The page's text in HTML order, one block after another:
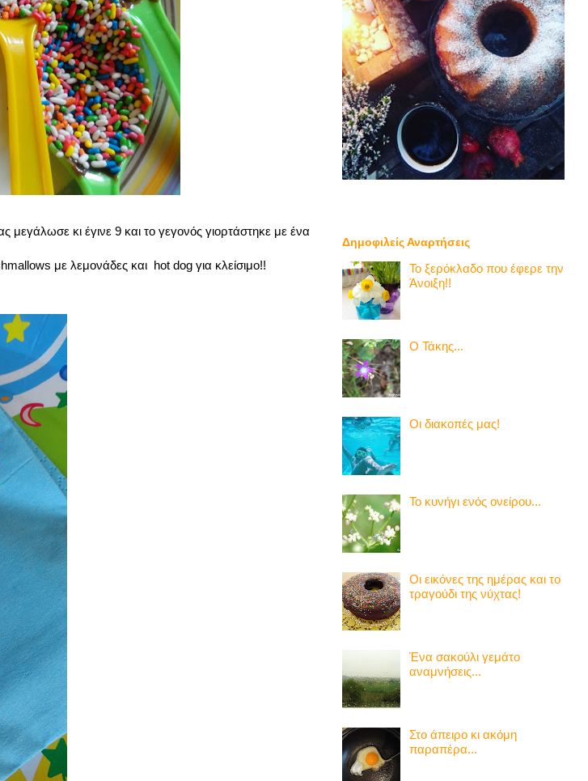
κι έγινε 9 και το γεγονός γιορτάστηκε με ένα
με λεμονάδες και hot dog για κλείσιμο!!
Δημοφιλείς Αναρτήσεις
Το ξερόκλαδο που έφερε την
Άνοιξη!!
Ο Τάκης...
Οι διακοπές μας!
Το κυνήγι ενός ονείρου...
Οι εικόνες της ημέρας και το
τραγούδι της νύχτας!
Ένα σακούλι γεμάτο
αναμνήσεις...
Στο άπειρο κι ακόμη
παραπέρα...